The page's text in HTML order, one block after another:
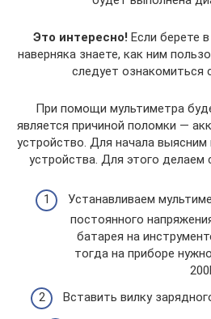
Это интересно! Если берете
наверняка знаете, как ним
следует ознакомиться
При помощи мультиметра
является причиной поломки —
устройство. Для начала выясним
устройства. Для этого
Устанавливаем
постоянного
батарея на
тогда на приборе
Вставить вилку